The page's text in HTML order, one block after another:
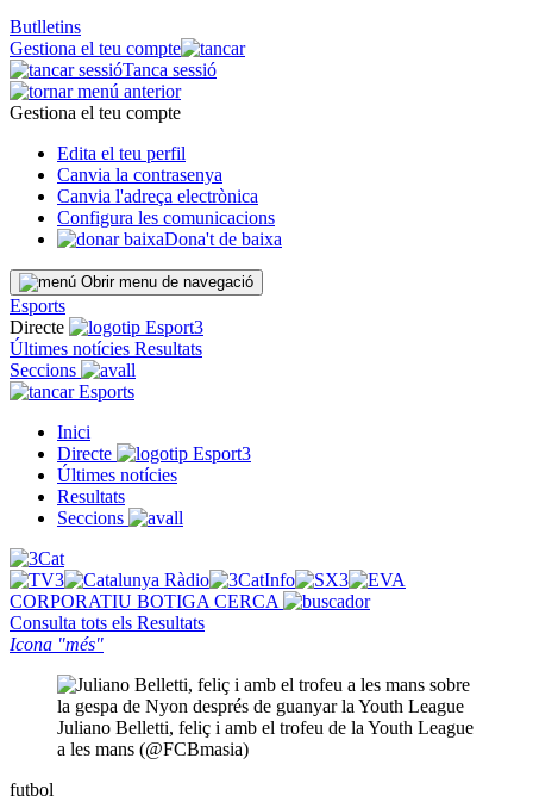
Butlletins
Gestiona el teu compte
Tanca sessió
Gestiona el teu compte
Edita el teu perfil
Canvia la contrasenya
Canvia l'adreça electrònica
Configura les comunicacions
Dona't de baixa
Obrir menu de navegació
Esports
Directe
Últimes notícies Resultats
Seccions
Esports
Inici
Directe
Últimes notícies
Resultats
Seccions
CORPORATIU BOTIGA CERCA
Consulta tots els Resultats
Icona "més"
Juliano Belletti, feliç i amb el trofeu de la Youth League
a les mans (@FCBmasia)
futbol